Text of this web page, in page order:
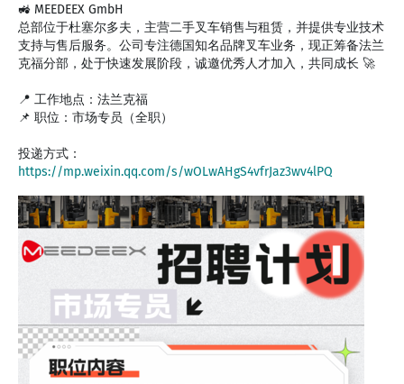
🚜 MEEDEEX GmbH
总部位于杜塞尔多夫，主营二手叉车销售与租赁，并提供专业技术
支持与售后服务。公司专注德国知名品牌叉车业务，现正筹备法兰
克福分部，处于快速发展阶段，诚邀优秀人才加入，共同成长 🚀
📍 工作地点：法兰克福
📌 职位：市场专员（全职）
投递方式：
https://mp.weixin.qq.com/s/wOLwAHgS4vfrJaz3wv4lPQ